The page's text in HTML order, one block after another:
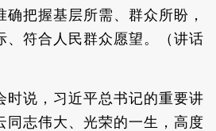
确把握基层所需、群众所盼，
、符合人民群众愿望。（讲话
时说，习近平总书记的重要讲
同志伟大、光荣的一生，高度